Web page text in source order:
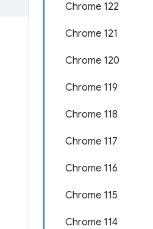
Chrome 122
Chrome 121
Chrome 120
Chrome 119
Chrome 118
Chrome 117
Chrome 116
Chrome 115
Chrome 114